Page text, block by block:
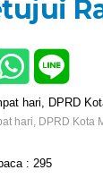
hari, DPRD Kota
: 295